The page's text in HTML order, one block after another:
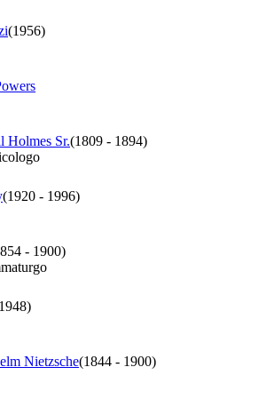
(1956)
Holmes Sr.(1809 - 1894)
(1920 - 1996)
- 1900)
Nietzsche(1844 - 1900)